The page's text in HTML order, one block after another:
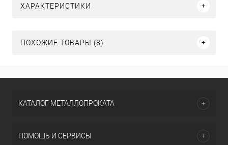
ХАРАКТЕРИСТИКИ
ПОХОЖИЕ ТОВАРЫ (8)
КАТАЛОГ МЕТАЛЛОПРОКАТА
ПОМОЩЬ И СЕРВИСЫ